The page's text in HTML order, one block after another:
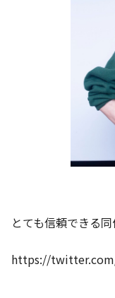
とても信頼できる同
https://